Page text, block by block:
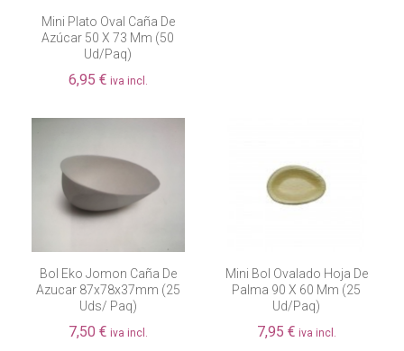
Mini Plato Oval Caña De
Azúcar 50 X 73 Mm (50
Ud/paq)
6,95 € iva incl.
Bol Eko Jomon Caña De
Azucar 87x78x37mm (25
Uds/ Paq)
7,50 € iva incl.
Mini Bol Ovalado Hoja De
Palma 90 X 60 Mm (25
Ud/paq)
7,95 € iva incl.